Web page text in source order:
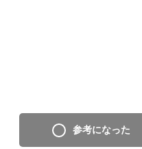
参考になった